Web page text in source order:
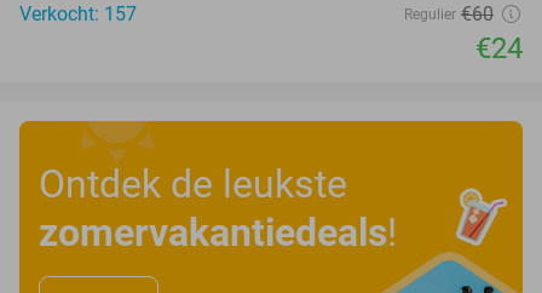
Verkocht: 157
Regulier €60
€24
Ontdek de leukste
zomervakantiedeals!